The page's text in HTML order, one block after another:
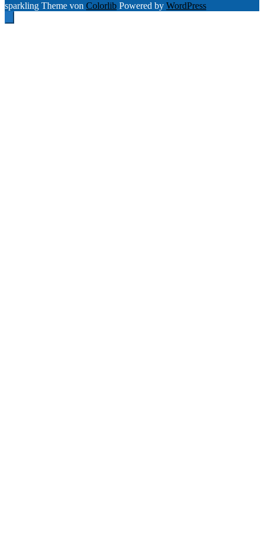
sparkling Theme von Colorlib Powered by WordPress